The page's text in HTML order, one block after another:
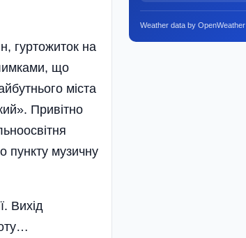
гуртожиток на
що
міста
Привітно
музичну
Вихід
Weather data by OpenWeather